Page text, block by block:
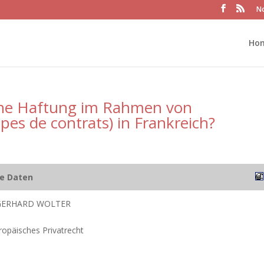
Haftung im Rahmen von
de contrats) in Frankreich?
Daten
WOLTER
Privatrecht